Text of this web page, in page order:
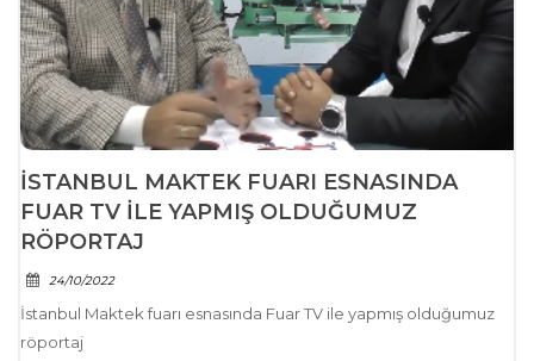
İSTANBUL MAKTEK FUARI ESNASINDA
FUAR TV ILE YAPMIŞ OLDUĞUMUZ
RÖPORTAJ
24/10/2022
İstanbul Maktek fuarı esnasında Fuar TV ile yapmış olduğumuz
röportaj